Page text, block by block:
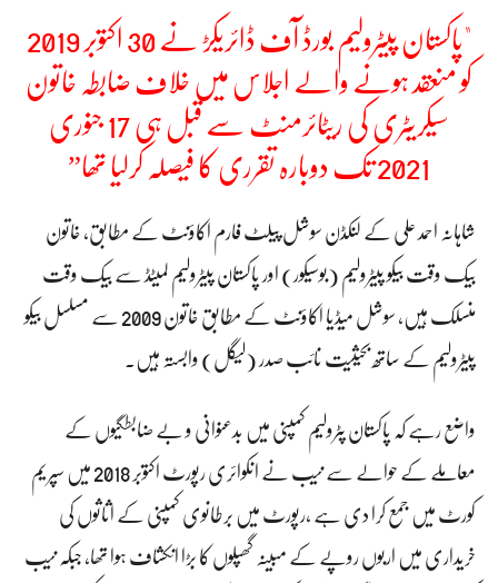
"پاکستان پیٹرولیم بورڈ آف ڈائریکڑ نے 30 اکتوبر 2019
کو منعقد ہونے والے اجلاس میں خلاف ضابطہ خاتون
سیکریٹری کی ریٹائرمنٹ سے قبل ہی 17 جنوری
2021 تک دوبارہ تقرری کا فیصلہ کرلیا تھا”
شاہانہ احمد علی کے لنکڈن سوشل پیلٹ فارم اکاؤنٹ کے مطابق، خاتون
بیک وقت بیکو پیٹرولیم (بوسیکور) اور پاکستان پیٹرولیم لمیٹڈ سے بیک وقت
منسلک ہیں، سوشل میڈیا اکاؤنٹ کے مطابق خاتون 2009 سے مسلسل بیکو
پیٹرولیم کے ساتھ بحیثیت نائب صدر (لیگل) وابستہ ہیں۔
واضع رہے کہ پاکستان پٹرولیم کمپنی میں بدعنوانی و بے ضابطگیوں کے
معاملے کے حوالے سے نیب نے انکوائری رپورٹ اکتوبر 2018 میں سپریم
کورٹ میں جمع کرا دی ہے ،رپورٹ میں برطانوی کمپنی کے اثاثوں کی
خریداری میں اربوں روپے کے مبینہ گھپلوں کا بڑا انکشاف ہوا تھا، جبکہ نیب